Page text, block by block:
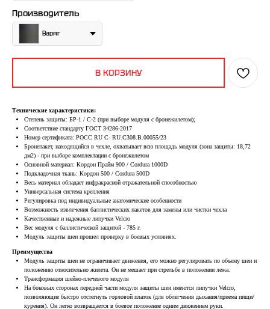
Производитель
Варяг
В КОРЗИНУ
Технические характеристики:
Степень защиты: БР-1 / С-2 (при выборе модуля с бронежилетом);
Соответствие стандарту ГОСТ 34286-2017
Номер сертификата: POCC RU C- RU.C308.B.00055/23
Бронепакет, находящийся в чехле, охватывает всю площадь модуля (зона защиты: 18,72
дм2) - при выборе комплектации с бронежилетом
Основной материал: Кордон Прайм 900 / Cordura 1000D
Подкладочная ткань: Кордон 500 / Cordura 500D
Весь материал обладает инфракрасной отражательной способностью
Универсальная система крепления
Регулировка под индивидуальные анатомические особенности
Возможность извлечения баллистических пакетов для замены или чистки чехла
Качественные и надежные липучки Velcro
Вес модуля с баллистической защитой - 785 г.
Модуль защиты шеи прошел проверку в боевых условиях.
Преимущества
Модуль защиты шеи не ограничивает движения, его можно регулировать по объему шеи и
положению относительно жилета. Он не мешает при стрельбе в положении лежа.
Трансформация шейно-плечевого модуля
На боковых сторонах передней части модуля защиты шеи имеются липучки Velcro,
позволяющие быстро отстегнуть горловой платок (для облегчения дыхания/приема пищи/
курения). Он легко возвращается в боевое положение одним движением руки.